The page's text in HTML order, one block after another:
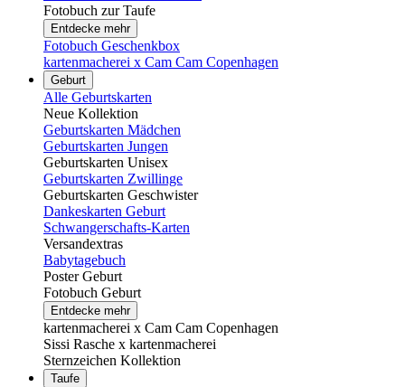
Fotobuch zur Taufe
Entdecke mehr
Fotobuch Geschenkbox
kartenmacherei x Cam Cam Copenhagen
Geburt
Alle Geburtskarten
Neue Kollektion
Geburtskarten Mädchen
Geburtskarten Jungen
Geburtskarten Unisex
Geburtskarten Zwillinge
Geburtskarten Geschwister
Dankeskarten Geburt
Schwangerschafts-Karten
Versandextras
Babytagebuch
Poster Geburt
Fotobuch Geburt
Entdecke mehr
kartenmacherei x Cam Cam Copenhagen
Sissi Rasche x kartenmacherei
Sternzeichen Kollektion
Taufe